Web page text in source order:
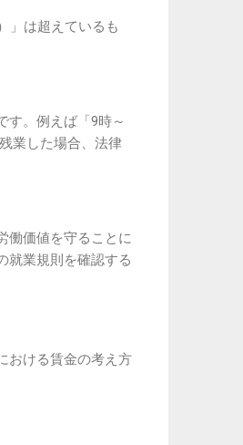
」は超えているも
す。例えば「9時～
業した場合、法律
働価値を守ることに
就業規則を確認する
おける賃金の考え方